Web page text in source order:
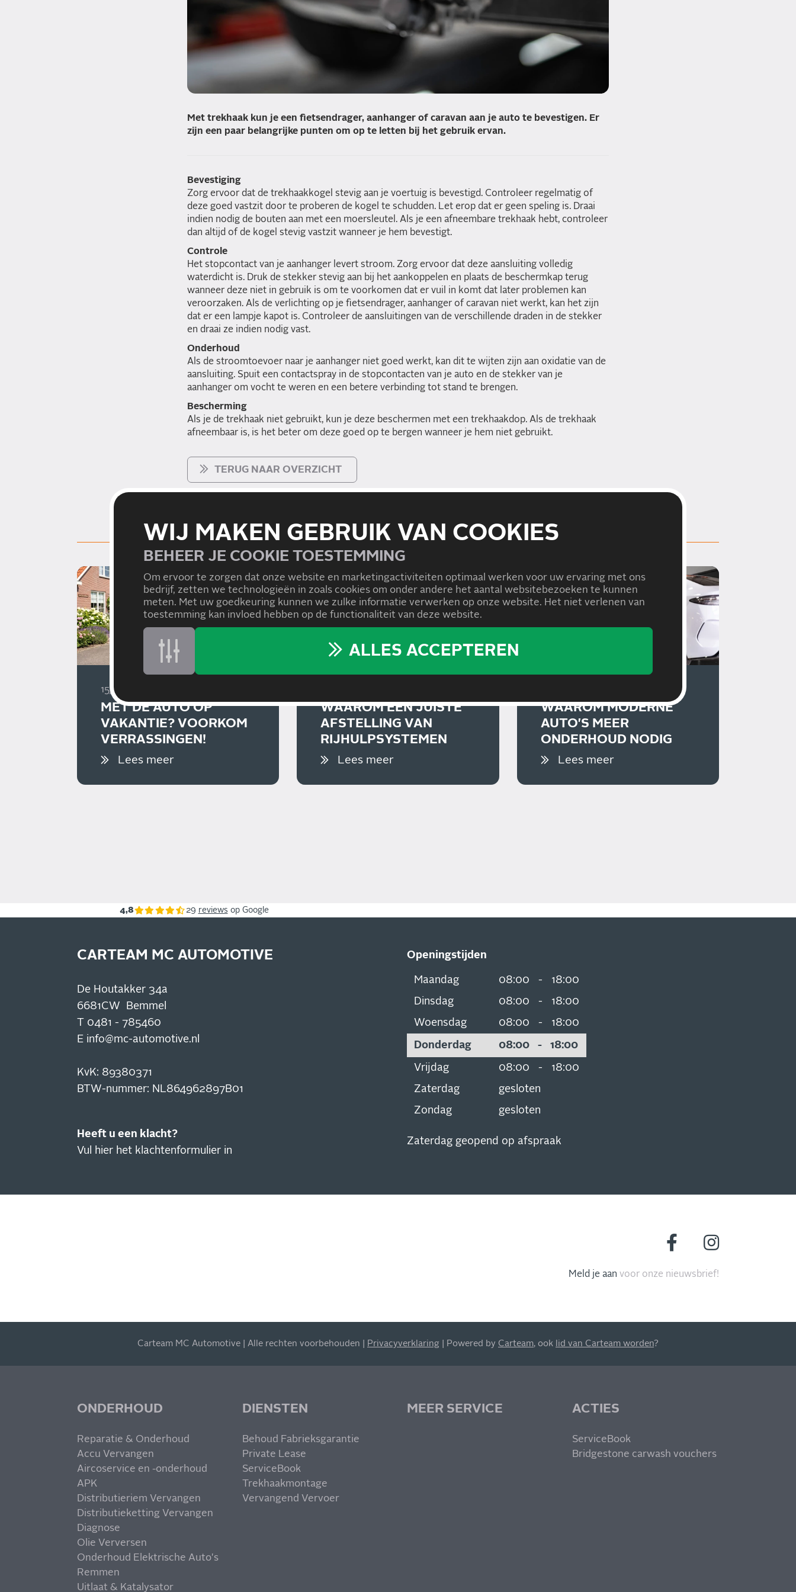
Met trekhaak kun je een fietsendrager, aanhanger of caravan aan je auto te bevestigen. Er
zijn een paar belangrijke punten om op te letten bij het gebruik ervan.
Bevestiging
Zorg ervoor dat de trekhaakkogel stevig aan je voertuig is bevestigd. Controleer regelmatig of
deze goed vastzit door te proberen de kogel te schudden. Let erop dat er geen speling is. Draai
indien nodig de bouten aan met een moersleutel. Als je een afneembare trekhaak hebt, controleer
dan altijd of de kogel stevig vastzit wanneer je hem bevestigt.
Controle
Het stopcontact van je aanhanger levert stroom. Zorg ervoor dat deze aansluiting volledig
waterdicht is. Druk de stekker stevig aan bij het aankoppelen en plaats de beschermkap terug
wanneer deze niet in gebruik is om te voorkomen dat er vuil in komt dat later problemen kan
veroorzaken. Als de verlichting op je fietsendrager, aanhanger of caravan niet werkt, kan het zijn
dat er een lampje kapot is. Controleer de aansluitingen van de verschillende draden in de stekker
en draai ze indien nodig vast.
Onderhoud
Als de stroomtoevoer naar je aanhanger niet goed werkt, kan dit te wijten zijn aan oxidatie van de
aansluiting. Spuit een contactspray in de stopcontacten van je auto en de stekker van je
aanhanger om vocht te weren en een betere verbinding tot stand te brengen.
Bescherming
Als je de trekhaak niet gebruikt, kun je deze beschermen met een trekhaakdop. Als de trekhaak
afneembaar is, is het beter om deze goed op te bergen wanneer je hem niet gebruikt.
TERUG NAAR OVERZICHT
15/07/2026
MET DE AUTO OP
VAKANTIE? VOORKOM
VERRASSINGEN!
Lees meer
WAAROM EEN JUISTE
AFSTELLING VAN
RIJHULPSYSTEMEN
BELANGRIJK IS
Lees meer
WAAROM MODERNE
AUTO'S MEER
ONDERHOUD NODIG
HEBBEN DAN VROEGER
Lees meer
4,8 29 reviews op Google
CARTEAM MC AUTOMOTIVE
De Houtakker 34a
6681CW Bemmel
T 0481 - 785460
E info@mc-automotive.nl
KvK: 89380371
BTW-nummer: NL864962897B01
Heeft u een klacht?
Vul hier het klachtenformulier in
Openingstijden
Maandag 08:00 -
18:00
Dinsdag
08:00 -
18:00
Woensdag
08:00 - 18:00
Donderdag 08:00 - 18:00
Vrijdag 08:00 -
18:00
Zaterdag
gesloten
Zondag
gesloten
Zaterdag geopend op afspraak
Meld je aan voor onze nieuwsbrief!
MIS NIETS
Carteam MC Automotive | Alle rechten voorbehouden | Privacyverklaring | Powered by Carteam, ook lid van Carteam worden?
ONDERHOUD
Reparatie & Onderhoud
Accu Vervangen
Aircoservice en -onderhoud
APK
Distributieriem Vervangen
Distributieketting Vervangen
Diagnose
Olie Verversen
Onderhoud Elektrische Auto's
Remmen
Uitlaat & Katalysator
DIENSTEN
Behoud Fabrieksgarantie
Private Lease
ServiceBook
Trekhaakmontage
Vervangend Vervoer
MEER SERVICE ACTIES
ServiceBook
Bridgestone carwash vouchers
WIJ MAKEN GEBRUIK VAN COOKIES
BEHEER JE COOKIE TOESTEMMING
Om ervoor te zorgen dat onze website en marketingactiviteiten optimaal werken voor uw ervaring met ons
bedrijf, zetten we technologieën in zoals cookies om onder andere het aantal websitebezoeken te kunnen
meten. Met uw goedkeuring kunnen we zulke informatie verwerken op onze website. Het niet verlenen van
toestemming kan invloed hebben op de functionaliteit van deze website.
ALLES ACCEPTEREN